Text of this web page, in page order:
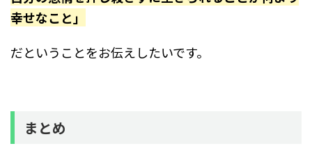
幸せなこと」
だということをお伝えしたいです。
まとめ